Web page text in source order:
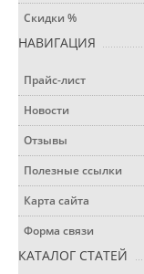
Скидки %
НАВИГАЦИЯ
Прайс-лист
Новости
Отзывы
Полезные ссылки
Карта сайта
Форма связи
КАТАЛОГ СТАТЕЙ